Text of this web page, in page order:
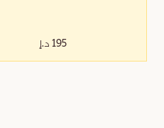
195 د.إ